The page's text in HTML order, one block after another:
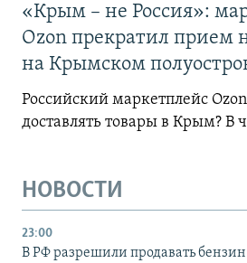
«Крым – не Россия»:
Ozon прекратил прием
на Крымском
Российский маркетплейс
доставлять товары в Крым? В
НОВОСТИ
23:00
В РФ разрешили продавать бензин